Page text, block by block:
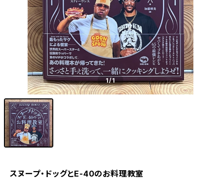
1/1
スヌープ・ドッグとE-40のお料理教室